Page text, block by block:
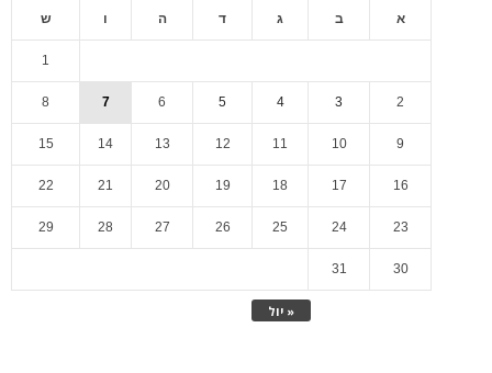
א ב ג ד ה ו ש
« יול
1
2
3
4
5
6
7
8
9
10
11
12
13
14
15
16
17
18
19
20
21
22
23
24
25
26
27
28
29
30
31